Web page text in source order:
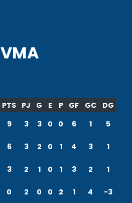
VMA
PTS PJ G E P GF GC
DG
9 3 3 0 0 6 1 5
6 3 2 0 1 4 3 1
3 2 1 0 1 3 2 1
0 2 0 0 2 1 4 -3